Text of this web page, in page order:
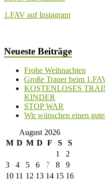
1.FAV auf Instagram
Neueste Beiträge
Frohe Weihnachten
Große Trauer beim
KOSTENLOSES
KINDER
STOP WAR
Wir wünschen einen
August 2026
M D M D F S
S
1
2
3
4 5 6 7 8
9
10 11 12 13 14 15 16